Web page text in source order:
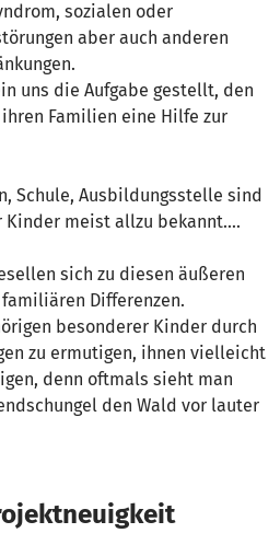
sozialen oder
aber auch anderen
uns die Aufgabe gestellt, den
Familien eine Hilfe zur
Schule, Ausbildungsstelle sind
meist allzu bekannt....
sich zu diesen äußeren
Differenzen.
besonderer Kinder durch
zu ermutigen, ihnen vielleicht
denn oftmals sieht man
den Wald vor lauter